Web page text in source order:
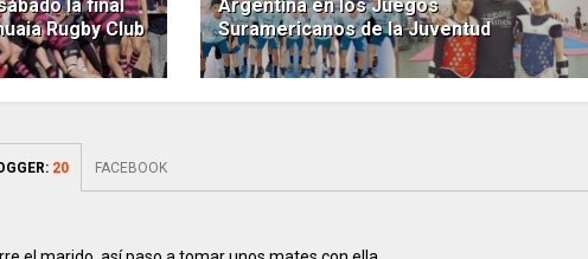
la final
Rugby Club
Argentina en los Juegos
Suramericanos de la Juventud
: 20 FACEBOOK